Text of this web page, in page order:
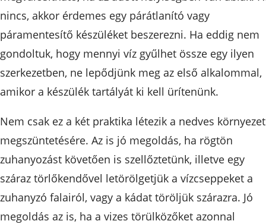
nincs, akkor érdemes egy párátlanító vagy
páramentesítő készüléket beszerezni. Ha eddig nem
gondoltuk, hogy mennyi víz gyűlhet össze egy ilyen
szerkezetben, ne lepődjünk meg az első alkalommal,
amikor a készülék tartályát ki kell ürítenünk.
Nem csak ez a két praktika létezik a nedves környezet
megszüntetésére. Az is jó megoldás, ha rögtön
zuhanyozást követően is szellőztetünk, illetve egy
száraz törlőkendővel letörölgetjük a vízcseppeket a
zuhanyzó falairól, vagy a kádat töröljük szárazra. Jó
megoldás az is, ha a vizes törülközőket azonnal